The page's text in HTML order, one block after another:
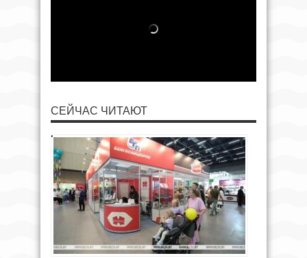
СЕЙЧАС ЧИТАЮТ